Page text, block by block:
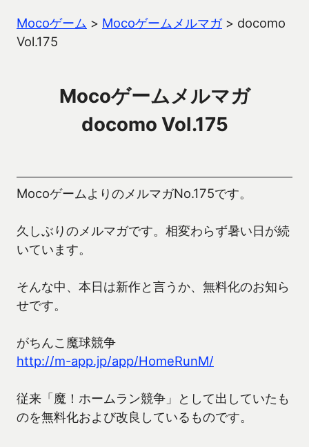
Mocoゲーム > Mocoゲームメルマガ> docomo
Vol.175
Mocoゲームメルマガ
docomo Vol.175
MocoゲームよりのメルマガNo.175です。
久しぶりのメルマガです。相変わらず暑い日が続
いています。
そんな中、本日は新作と言うか、無料化のお知ら
せです。
がちんこ魔球競争
http://m-app.jp/app/HomeRunM/
従来「魔！ホームラン競争」として出していたも
のを無料化および改良しているものです。